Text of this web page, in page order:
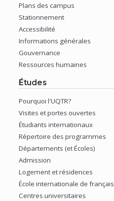
(nouvelle
fenêtre)
Plans des campus
(nouvelle
fenêtre)
Stationnement
(nouvelle
fenêtre)
Accessibilité
(nouvelle
fenêtre)
Informations générales
(nouvelle
fenêtre)
Gouvernance
(nouvelle
fenêtre)
Ressources humaines
(nouvelle
fenêtre)
Études
Pourquoi l'UQTR?
(nouvelle
fenêtre)
Visites et portes ouvertes
(nouvelle
fenêtre)
Étudiants internationaux
(nouvelle
fenêtre)
Répertoire des programmes
(nouvelle
fenêtre)
Départements (et Écoles)
(nouvelle
fenêtre)
Admission
(nouvelle
fenêtre)
Logement et résidences
(nouvelle
fenêtre)
École internationale de français
(nouvelle
Centres universitaires